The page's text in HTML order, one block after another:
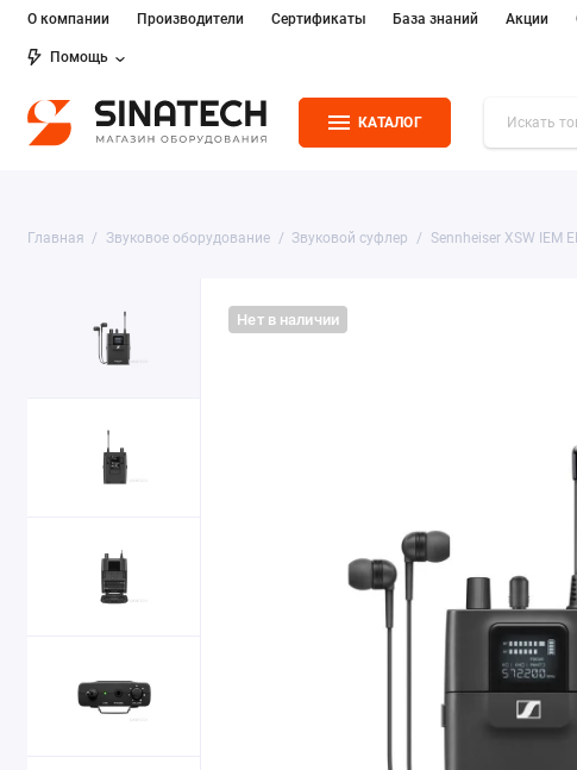
О компании Производители Сертификаты База знаний Акции
Помощь
КАТАЛОГ
Главная Звуковое оборудование Звуковой суфлер Sennheiser XSW IEM
Нет в наличии